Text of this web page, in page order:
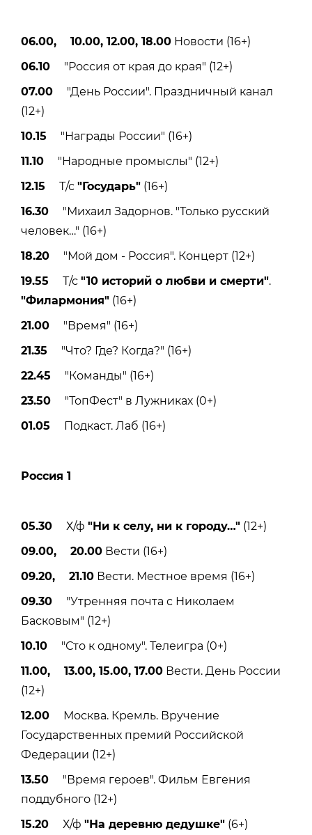
06.00, 10.00, 12.00, 18.00 Новости (16+)
06.10 "Россия от края до края" (12+)
07.00 "День России". Праздничный канал
(12+)
10.15 "Награды России" (16+)
11.10 "Народные промыслы" (12+)
12.15 Т/с "Государь" (16+)
16.30 "Михаил Задорнов. "Только русский
человек…" (16+)
18.20 "Мой дом - Россия". Концерт (12+)
19.55 Т/с "10 историй о любви и смерти".
"Филармония" (16+)
21.00 "Время" (16+)
21.35 "Что? Где? Когда?" (16+)
22.45 "Команды" (16+)
23.50 "ТопФест" в Лужниках (0+)
01.05 Подкаст. Лаб (16+)
Россия 1
05.30 Х/ф "Ни к селу, ни к городу…" (12+)
09.00, 20.00 Вести (16+)
09.20, 21.10 Вести. Местное время (16+)
09.30 "Утренняя почта с Николаем
Басковым" (12+)
10.10 "Сто к одному". Телеигра (0+)
11.00, 13.00, 15.00, 17.00 Вести. День России
(12+)
12.00 Москва. Кремль. Вручение
Государственных премий Российской
Федерации (12+)
13.50 "Время героев". Фильм Евгения
поддубного (12+)
15.20 Х/ф "На деревню дедушке" (6+)